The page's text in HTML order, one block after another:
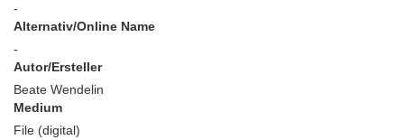
-
Alternativ/Online Name
-
Autor/Ersteller
Beate Wendelin
Medium
File (digital)